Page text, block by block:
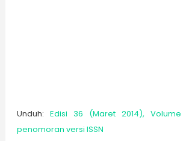
Unduh: Edisi 36 (Maret 2014),
penomoran versi ISSN